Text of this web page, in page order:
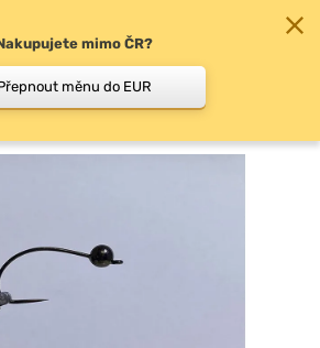
mimo ČR?
měnu do EUR